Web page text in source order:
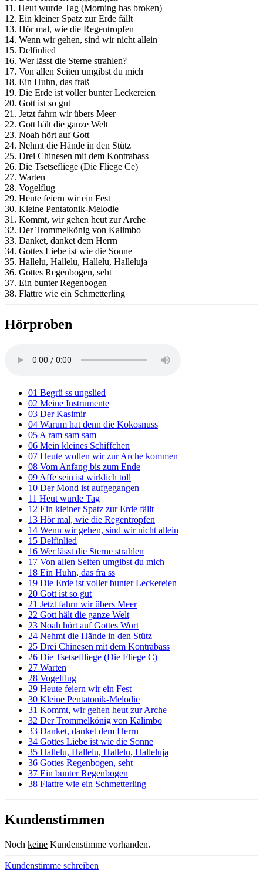
11. Heut wurde Tag (Morning has broken)
12. Ein kleiner Spatz zur Erde fällt
13. Hör mal, wie die Regentropfen
14. Wenn wir gehen, sind wir nicht allein
15. Delfinlied
16. Wer lässt die Sterne strahlen?
17. Von allen Seiten umgibst du mich
18. Ein Huhn, das fraß
19. Die Erde ist voller bunter Leckereien
20. Gott ist so gut
21. Jetzt fahrn wir übers Meer
22. Gott hält die ganze Welt
23. Noah hört auf Gott
24. Nehmt die Hände in den Stütz
25. Drei Chinesen mit dem Kontrabass
26. Die Tsetsefliege (Die Fliege Ce)
27. Warten
28. Vogelflug
29. Heute feiern wir ein Fest
30. Kleine Pentatonik-Melodie
31. Kommt, wir gehen heut zur Arche
32. Der Trommelkönig von Kalimbo
33. Danket, danket dem Herrn
34. Gottes Liebe ist wie die Sonne
35. Hallelu, Hallelu, Hallelu, Halleluja
36. Gottes Regenbogen, seht
37. Ein bunter Regenbogen
38. Flattre wie ein Schmetterling
Hörproben
01 Begrü ss ungslied
02 Meine Instrumente
03 Der Kasimir
04 Warum hat denn die Kokosnuss
05 A ram sam sam
06 Mein kleines Schiffchen
07 Heute wollen wir zur Arche kommen
08 Vom Anfang bis zum Ende
09 Affe sein ist wirklich toll
10 Der Mond ist aufgegangen
11 Heut wurde Tag
12 Ein kleiner Spatz zur Erde fällt
13 Hör mal, wie die Regentropfen
14 Wenn wir gehen, sind wir nicht allein
15 Delfinlied
16 Wer lässt die Sterne strahlen
17 Von allen Seiten umgibst du mich
18 Ein Huhn, das fra ss
19 Die Erde ist voller bunter Leckereien
20 Gott ist so gut
21 Jetzt fahrn wir übers Meer
22 Gott hält die ganze Welt
23 Noah hört auf Gottes Wort
24 Nehmt die Hände in den Stütz
25 Drei Chinesen mit dem Kontrabass
26 Die Tsetseflliege (Die Fliege C)
27 Warten
28 Vogelflug
29 Heute feiern wir ein Fest
30 Kleine Pentatonik-Melodie
31 Kommt, wir gehen heut zur Arche
32 Der Trommelkönig von Kalimbo
33 Danket, danket dem Herrn
34 Gottes Liebe ist wie die Sonne
35 Hallelu, Hallelu, Hallelu, Halleluja
36 Gottes Regenbogen, seht
37 Ein bunter Regenbogen
38 Flattre wie ein Schmetterling
Kundenstimmen
Noch keine Kundenstimme vorhanden.
Kundenstimme schreiben